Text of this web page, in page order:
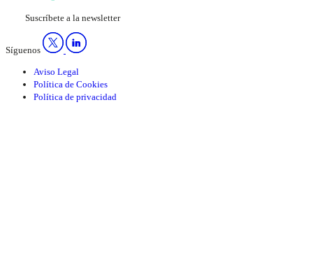
Suscríbete a la newsletter
Síguenos
Aviso Legal
Política de Cookies
Política de privacidad